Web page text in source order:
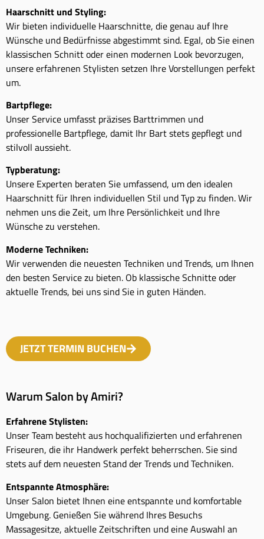
Haarschnitt und Styling:
Wir bieten individuelle Haarschnitte, die genau auf Ihre
Wünsche und Bedürfnisse abgestimmt sind. Egal, ob Sie einen
klassischen Schnitt oder einen modernen Look bevorzugen,
unsere erfahrenen Stylisten setzen Ihre Vorstellungen perfekt
um.
Bartpflege:
Unser Service umfasst präzises Barttrimmen und
professionelle Bartpflege, damit Ihr Bart stets gepflegt und
stilvoll aussieht.
Typberatung:
Unsere Experten beraten Sie umfassend, um den idealen
Haarschnitt für Ihren individuellen Stil und Typ zu finden. Wir
nehmen uns die Zeit, um Ihre Persönlichkeit und Ihre
Wünsche zu verstehen.
Moderne Techniken:
Wir verwenden die neuesten Techniken und Trends, um Ihnen
den besten Service zu bieten. Ob klassische Schnitte oder
aktuelle Trends, bei uns sind Sie in guten Händen.
JETZT TERMIN BUCHEN
Warum Salon by Amiri?
Erfahrene Stylisten:
Unser Team besteht aus hochqualifizierten und erfahrenen
Friseuren, die ihr Handwerk perfekt beherrschen. Sie sind
stets auf dem neuesten Stand der Trends und Techniken.
Entspannte Atmosphäre:
Unser Salon bietet Ihnen eine entspannte und komfortable
Umgebung. Genießen Sie während Ihres Besuchs
Massagesitze, aktuelle Zeitschriften und eine Auswahl an